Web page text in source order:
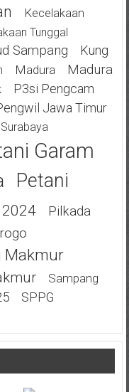
Kecelakaan
Tunggal
Sampang
Kung
Madura
Madura
P3si Pengcam
Jawa Timur
Garam
Petani
2024
Pilkada
Makmur
Sampang
SPPG